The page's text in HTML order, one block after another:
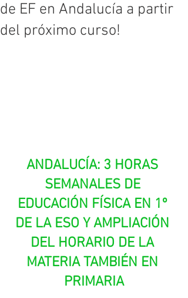
de EF en Andalucía a partir
del próximo curso!
ANDALUCÍA: 3 HORAS
SEMANALES DE
EDUCACIÓN FÍSICA EN 1º
DE LA ESO Y AMPLIACIÓN
DEL HORARIO DE LA
MATERIA TAMBIÉN EN
PRIMARIA